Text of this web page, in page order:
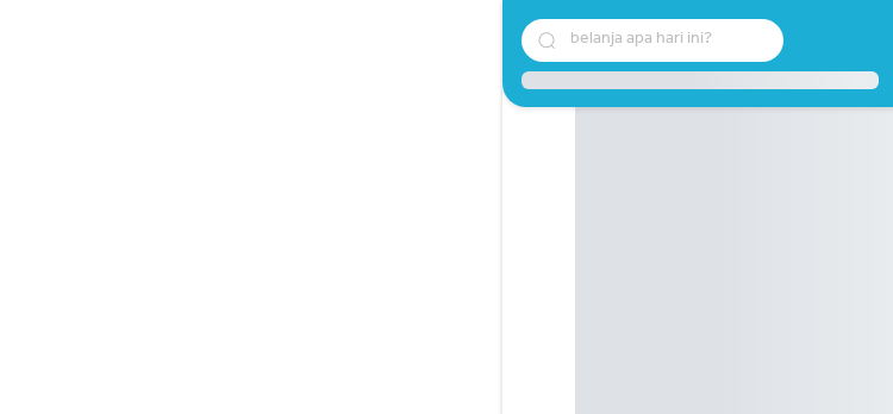
belanja apa hari ini?